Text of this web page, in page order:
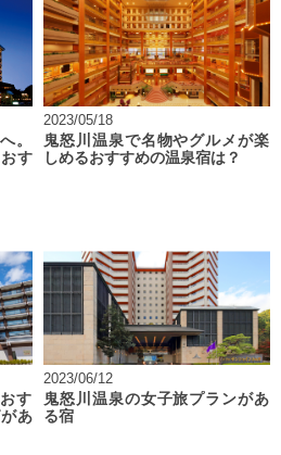
。
す
2023/05/18
鬼怒川温泉で名物やグルメが楽
しめるおすすめの温泉宿は？
す
あ
2023/06/12
鬼怒川温泉の女子旅プランがあ
る宿